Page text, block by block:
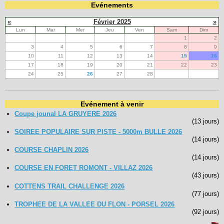
Evénements
« Février 2025 »
Lun Mar Mer Jeu Ven Sam
Dim
1
2
3
4 5 6 7 8
9
10
11 12 13 14 15
16
17
18 19 20 21 22
23
24
25 26 27 28
Evénement à venir
Coupe jounal LA GRUYERE 2026
(13 jours)
SOIREE POPULAIRE SUR PISTE - 5000m BULLE 2026
(14 jours)
COURSE CHAPLIN 2026
(14 jours)
COURSE EN FORET ROMONT - VILLAZ 2026
(43 jours)
COTTENS TRAIL CHALLENGE 2026
(77 jours)
TROPHEE DE LA VALLEE DU FLON - PORSEL 2026
(92 jours)